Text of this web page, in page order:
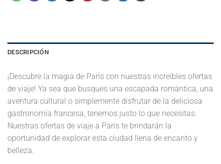
DESCRIPCIÓN
¡Descubre la magia de París con nuestras increíbles ofertas
de viaje! Ya sea que busques una escapada romántica, una
aventura cultural o simplemente disfrutar de la deliciosa
gastronomía francesa, tenemos justo lo que necesitas.
Nuestras ofertas de viaje a París te brindarán la
oportunidad de explorar esta ciudad llena de encanto y
belleza.